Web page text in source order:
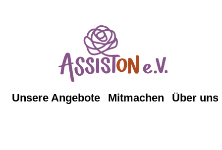
Unsere Angebote Mitmachen Über uns